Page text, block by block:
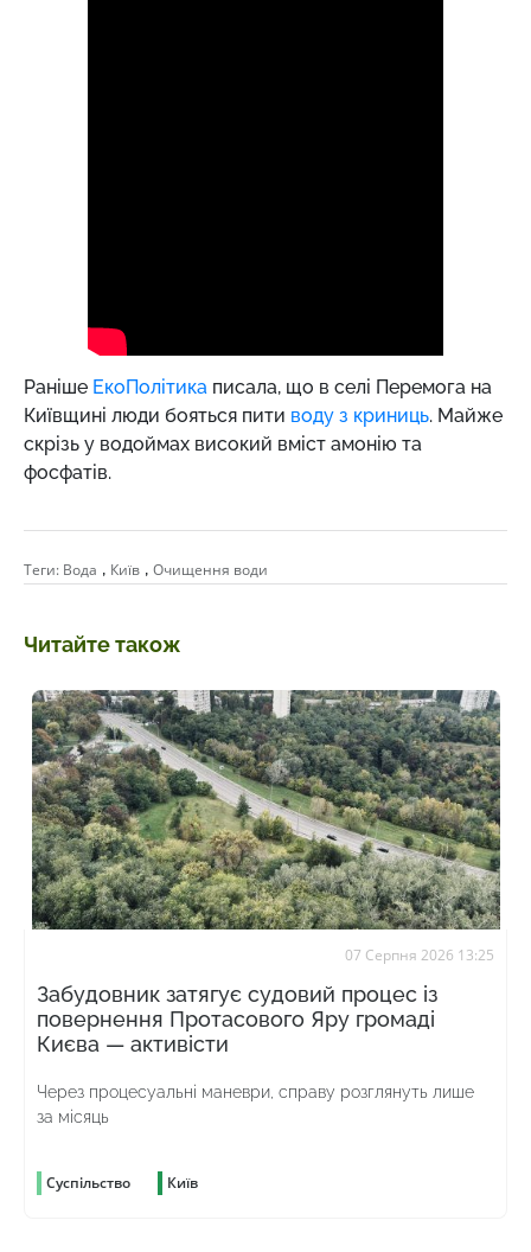
Раніше ЕкоПолітика писала, що в селі Перемога на
Київщині люди бояться пити воду з криниць. Майже
скрізь у водоймах високий вміст амонію та
фосфатів.
Теги: Вода , Київ , Очищення води
Читайте також
07 Серпня 2026 13:25
Забудовник затягує судовий процес із
повернення Протасового Яру громаді
Києва — активісти
Через процесуальні маневри, справу розглянуть лише
за місяць
Суспільство Київ